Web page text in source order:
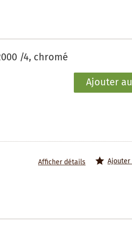
/4, chromé
Ajouter
Afficher détails